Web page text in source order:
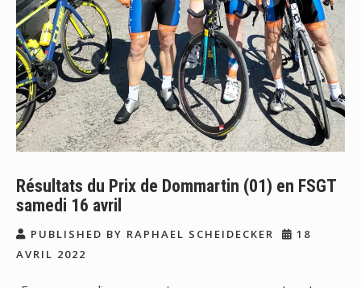
Résultats du Prix de Dommartin (01) en FSGT
samedi 16 avril
PUBLISHED BY RAPHAEL SCHEIDECKER
18
AVRIL 2022